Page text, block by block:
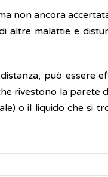
non ancora
altre malattie e
può essere
rivestono la
o il liquido che si